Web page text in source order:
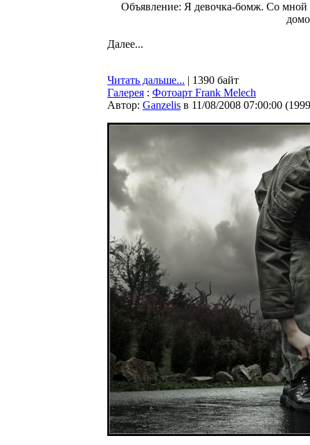
Объявление: Я девочка-бомж. Со
Далее...
Читать дальше... | 1390 байт
Галерея : Фотоарт Frank Melech
Автор: Ganzelis в 11/08/2008 07:00:00 (